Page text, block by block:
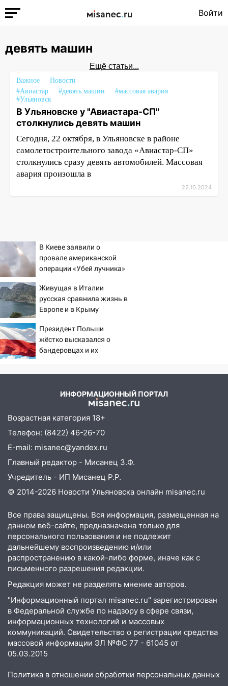
Войти
девять машин
Ещё статьи...
Важное
Новости
#Авиастар
#девять машин
#массовая авария
#Ульяновск
В Ульяновске у "Авиастара-СП"
столкнулись девять машин
Сегодня, 22 октября, в Ульяновске в районе
самолетостроительного завода «Авиастар-СП»
столкнулись сразу девять автомобилей. Массовая
авария произошла в
22.10.2024
В Киеве заявили о
провале американской
операции «Убей лучника»
Живущая в Италии
русская сравнила жизнь в
Европе и в Крыму
Президент Польши
жёстко высказался о
бандеровцах и их
ИНФОРМАЦИОННЫЙ ПОРТАЛ
Возрастная категория 18+
Телефон: (8422) 46-26-70
E-mail: misanec@yandex.ru
Главный редактор - Мисанец З.Ф.
Учредитель - ИП Мисанец Р.Р.
© 2014-2026 Новости Ульяновска онлайн misanec.ru
Все права защищены. Вся информация, размещенная на
данном веб-сайте, предназначена только для
персонального пользования и не подлежит
дальнейшему воспроизведению и/или
распространению в какой-либо форме, иначе как с
письменного разрешения редакции.
Редакция может не разделять мнение авторов.
"Информационный портал misanec.ru" зарегистрирован
в Федеральной службе по надзору в сфере связи,
информационных технологий и массовых
коммуникаций. Свидетельство о регистрации средства
массовой информации ЭЛ №ФС 77 - 61045 от
05.03.2015
Политика в отношении обработки персональных данных